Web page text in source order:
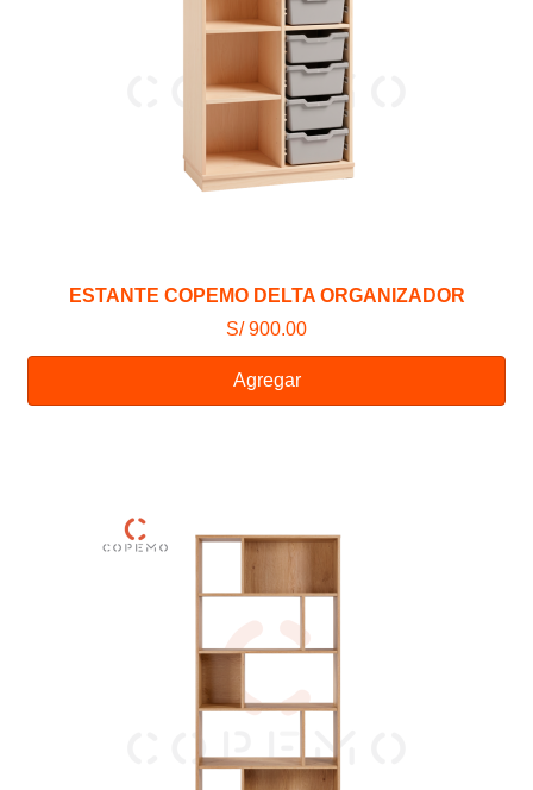
ESTANTE COPEMO DELTA ORGANIZADOR
S/ 900.00
Agregar